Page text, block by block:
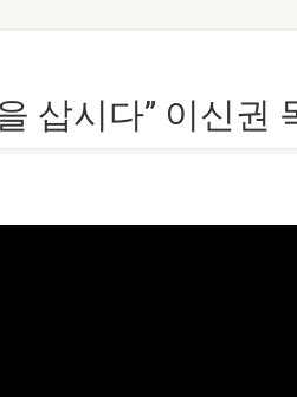
삽시다” 이신권